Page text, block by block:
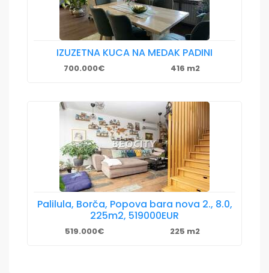
IZUZETNA KUCA NA MEDAK PADINI
700.000€ 416 m2
Palilula, Borča, Popova bara nova 2., 8.0,
225m2, 519000EUR
519.000€ 225 m2